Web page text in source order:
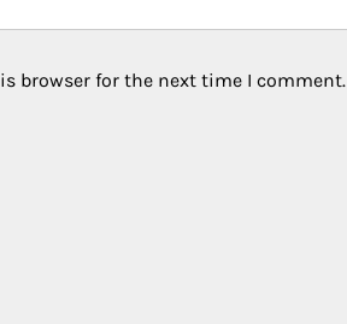
browser for the next time I comment.